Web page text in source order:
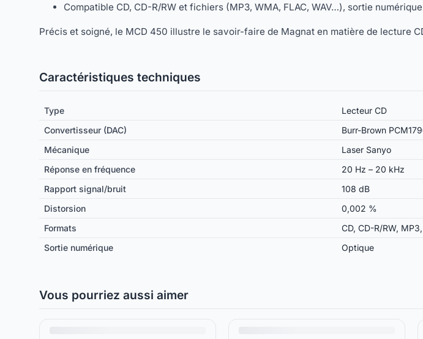
Compatible CD, CD-R/RW et fichiers (MP3, WMA, FLAC, WAV…), sortie
Précis et soigné, le MCD 450 illustre le savoir-faire de Magnat en matière de lecture
Caractéristiques techniques
Type
Lecteur CD
Convertisseur (DAC)
Burr-Brown
Mécanique
Laser Sanyo
Réponse en fréquence
20 Hz – 20 kHz
Rapport signal/bruit
108 dB
Distorsion
0,002 %
Formats
CD, CD-R/RW,
Sortie numérique
Optique
Vous pourriez aussi aimer